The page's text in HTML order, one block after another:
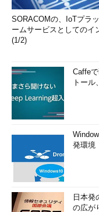
SORACOMの、IoTプラ
ームサービスとしてのイ
(1/2)
Caffe
トール
発環境
日本発
の広が